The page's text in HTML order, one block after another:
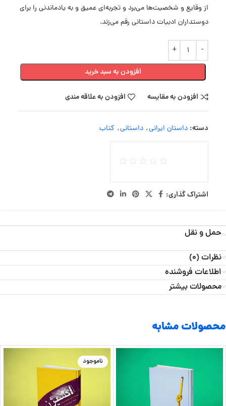
از وقایع و شخصیت‌ها می‌برد و تجربه‌ای عمیق و به یادماندنی را برای
دوستداران ادبیات داستانی رقم می‌زند.
افزودن به سبد خرید
افزودن به مقایسه افزودن به علاقه مندی
دسته: داستان ایرانی, داستانی, کتاب
اشتراک گذاری:
حمل و نقل
نظرات (0)
اطلاعات فروشنده
محصولات بیشتر
محصولات مشابه
ناموجود